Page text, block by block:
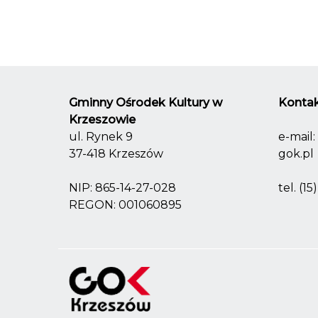
Gminny Ośrodek Kultury w
Krzeszowie
ul. Rynek 9
37-418 Krzeszów
NIP: 865-14-27-028
REGON: 001060895
e-mail:
gok.pl
tel.